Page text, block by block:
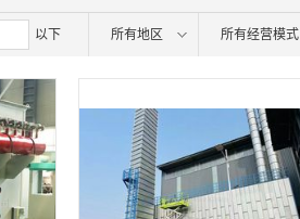
以下 所有地区 所有经营模式
会员注册： 第 1 年
经营模式：生产制造